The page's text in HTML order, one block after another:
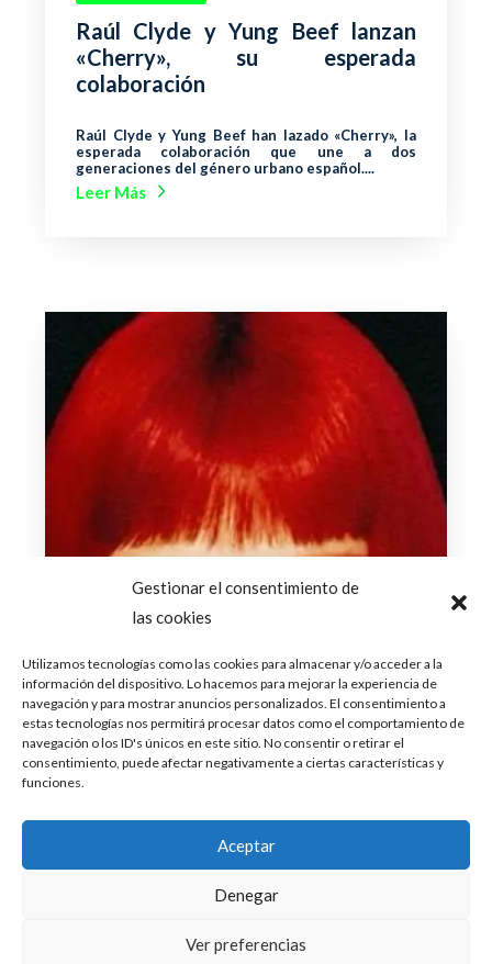
Gestionar el consentimiento de
las cookies
Utilizamos tecnologías como las cookies para almacenar y/o acceder a la
información del dispositivo. Lo hacemos para mejorar la experiencia de
navegación y para mostrar anuncios personalizados. El consentimiento a
estas tecnologías nos permitirá procesar datos como el comportamiento de
navegación o los ID's únicos en este sitio. No consentir o retirar el
consentimiento, puede afectar negativamente a ciertas características y
funciones.
Aceptar
Denegar
Ver preferencias
Raúl Clyde y Yung Beef lanzan
«Cherry», su esperada
colaboración
Raúl Clyde y Yung Beef han lazado «Cherry», la
esperada colaboración que une a dos
generaciones del género urbano español....
Leer Más